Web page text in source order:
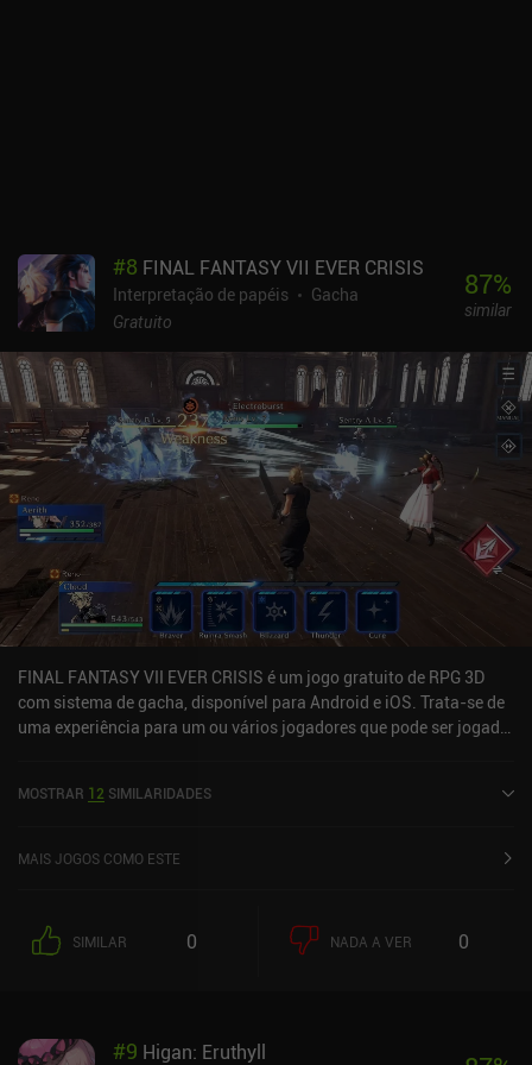
#8 FINAL FANTASY VII EVER CRISIS
Interpretação de papéis
Gacha
Gratuito
87%
similar
FINAL FANTASY VII EVER CRISIS é um jogo gratuito de RPG 3D
com sistema de gacha, disponível para Android e iOS. Trata-se de
uma experiência para um ou vários jogadores que pode ser jogada
CRISIS foi lançado em setembro de 2023 e tem uma avaliação
MOSTRAR 12 SIMILARIDADES
MAIS JOGOS COMO ESTE
SIMILAR 0 NADA A VER 0
#9 Higan: Eruthyll